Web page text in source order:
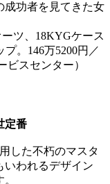
成功者を見てきた女
定番
した不朽のマスタ
いわれるデザイン